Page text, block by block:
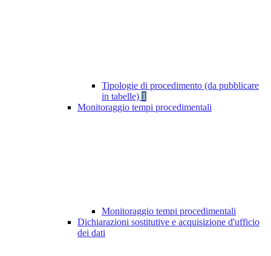
Tipologie di procedimento (da pubblicare
in tabelle) 1
Monitoraggio tempi procedimentali
Monitoraggio tempi procedimentali
Dichiarazioni sostitutive e acquisizione d'ufficio
dei dati